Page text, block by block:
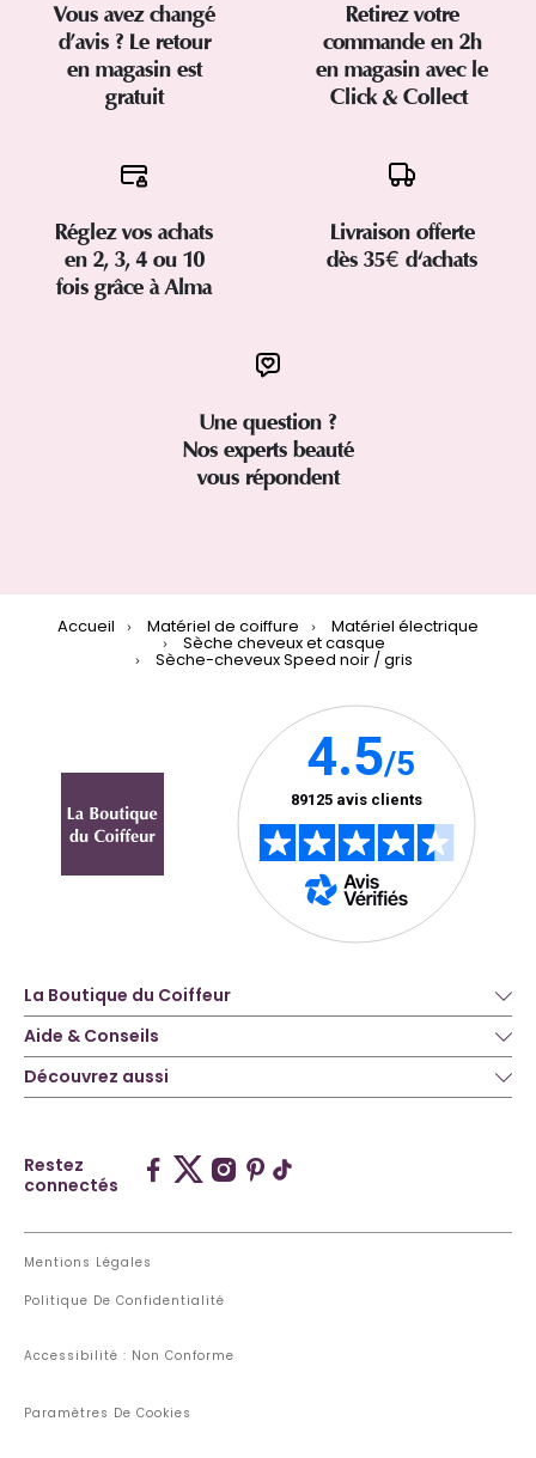
Vous avez changé
d’avis ? Le retour
en magasin est
gratuit
Retirez votre
commande en 2h
en magasin avec le
Click & Collect
Réglez vos achats
en 2, 3, 4 ou 10
fois grâce à Alma
Livraison offerte
dès 35€ d'achats
Une question ?
Nos experts beauté
vous répondent
Accueil Matériel de coiffure Matériel électrique
Sèche cheveux et casque
Sèche-cheveux Speed noir / gris
La Boutique du Coiffeur
Aide & Conseils
Découvrez aussi
Restez
connectés
Mentions Légales
Politique De Confidentialité
Accessibilité : Non Conforme
Paramètres De Cookies